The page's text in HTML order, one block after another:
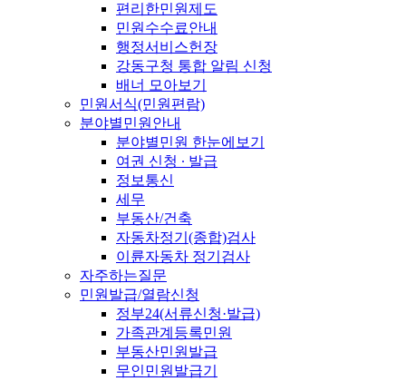
편리한민원제도
민원수수료안내
행정서비스헌장
강동구청 통합 알림 신청
배너 모아보기
민원서식(민원편람)
분야별민원안내
분야별민원 한눈에보기
여권 신청 ∙ 발급
정보통신
세무
부동산/건축
자동차정기(종합)검사
이륜자동차 정기검사
자주하는질문
민원발급/열람신청
정부24(서류신청·발급)
가족관계등록민원
부동산민원발급
무인민원발급기